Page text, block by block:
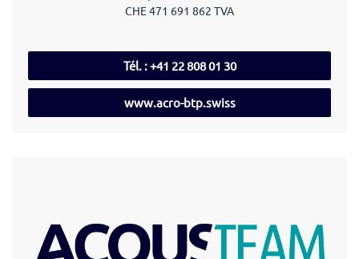
CHE 471 691 862 TVA
Tél. : +41 22 808 01 30
www.acro-btp.swiss